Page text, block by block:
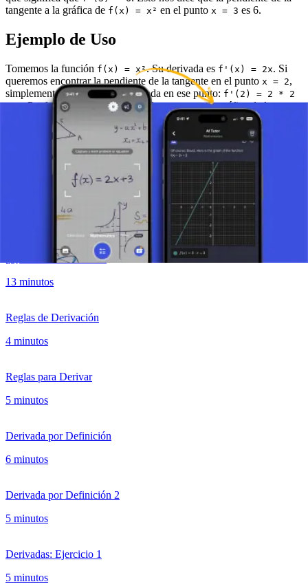
tangente a la gráfica de f(x) = x² en el punto x = 3 es 6.
Ejemplo de Uso
Tomemos la función f(x) = x². Su derivada es f'(x) = 2x. Si
queremos encontrar la pendiente de la tangente en el punto x = 2,
simplemente calculamos la derivada en ese punto: f'(2) = 2 * 2
= 4. Por lo tanto, la pendiente de la tangente a la gráfica de la
f(x) = x² x = 2 es 4.
Haz una foto de tu tarea y utiliza el tutor de IA.
Definición de la Derivada
¿Qué es una Derivada?
13 minutos
Reglas de Derivación
4 minutos
Reglas para Derivar
5 minutos
Derivada por Definición
6 minutos
Derivada por Definición 2
5 minutos
Derivadas: Ejercicio 1
5 minutos